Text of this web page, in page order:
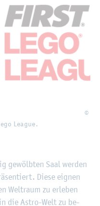
©
Le­ague.
ge­wölb­ten Saal wer­den
Diese eig­nen
Welt­raum zu er­le­ben
die Astro-Welt zu be­